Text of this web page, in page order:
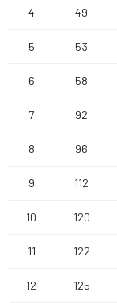
4 49
5 53
6 58
7 92
8 96
9 112
10 120
11 122
12 125